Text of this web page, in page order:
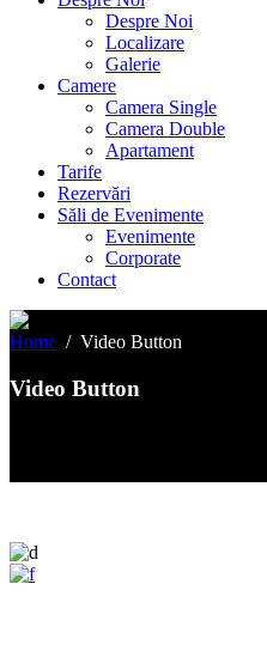
Despre Noi
Localizare
Galerie
Camere
Camera Single
Camera Double
Apartament
Tarife
Rezervări
Săli de Evenimente
Evenimente
Corporate
Contact
Home / Video Button
Video Button